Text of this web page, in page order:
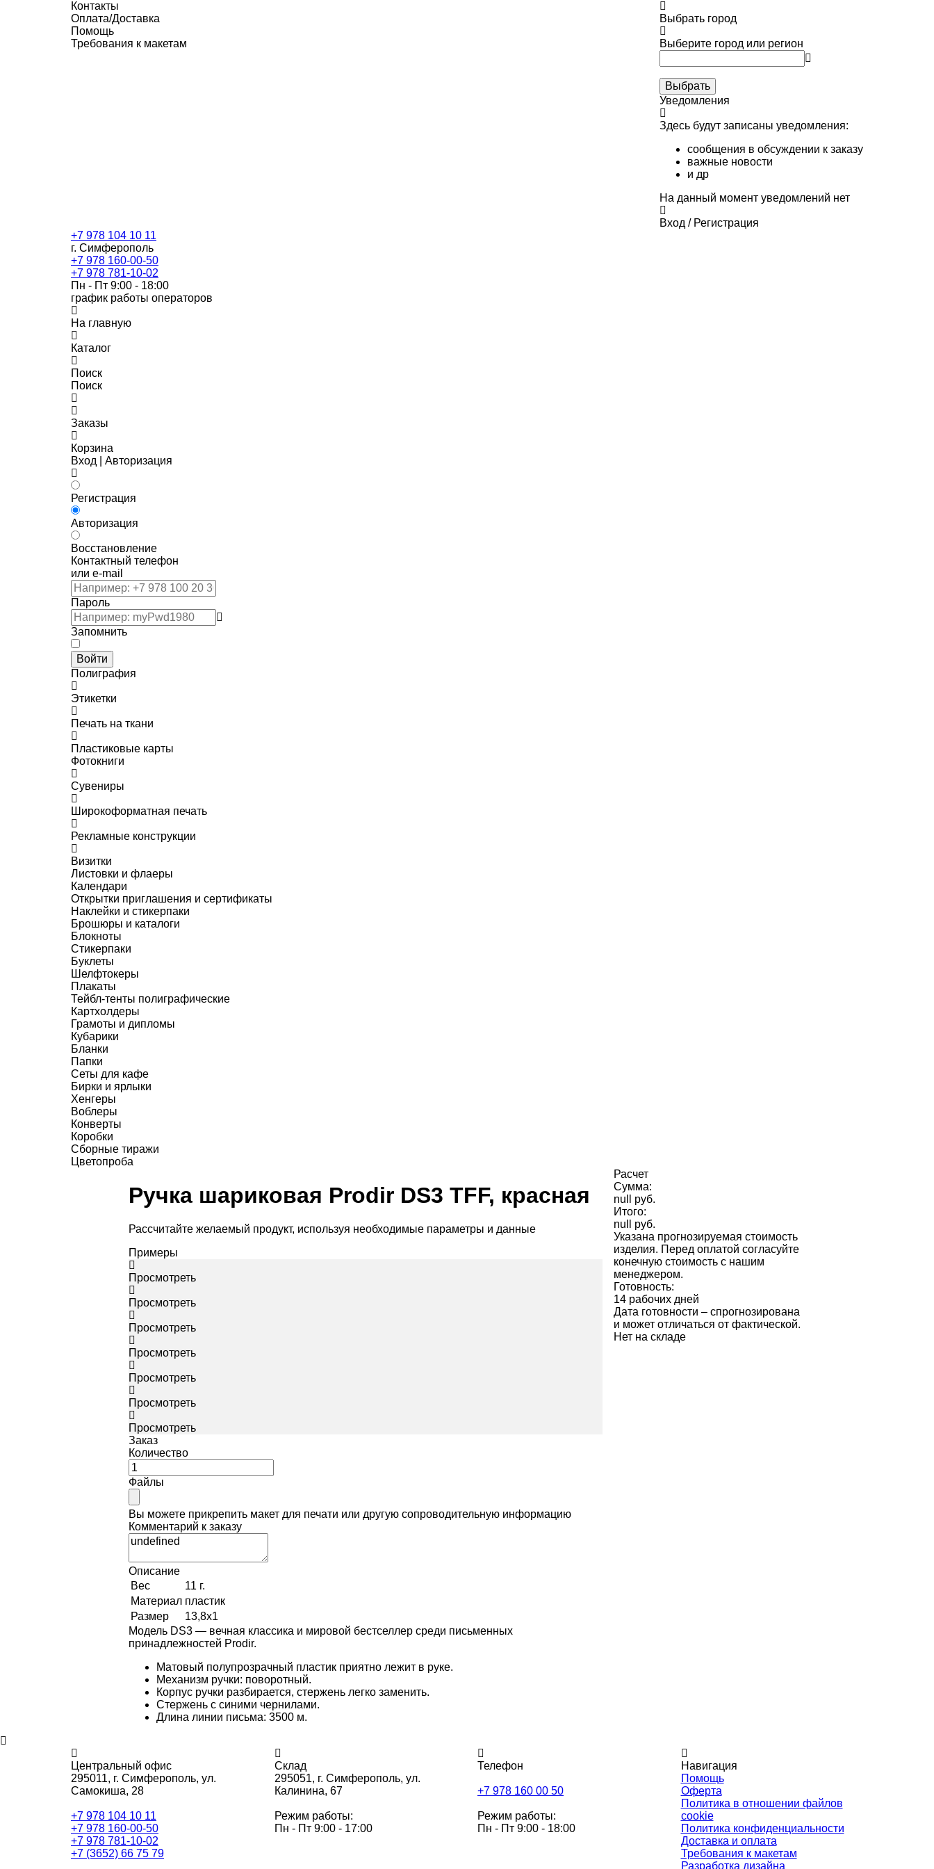
Контакты
Оплата/Доставка
Помощь
Требования к макетам
Выбрать город
Выберите город или регион
Выбрать
Уведомления
Здесь будут записаны уведомления:
сообщения в обсуждении к заказу
важные новости
и др
На данный момент уведомлений нет
Вход / Регистрация
+7 978 104 10 11
г. Симферополь
+7 978 160-00-50
+7 978 781-10-02
Пн - Пт 9:00 - 18:00
график работы операторов
На главную
Каталог
Поиск
Поиск
Заказы
Корзина
Вход | Авторизация
Регистрация
Авторизация
Восстановление
Контактный телефон
или e-mail
Пароль
Запомнить
Войти
Полиграфия
Этикетки
Печать на ткани
Пластиковые карты
Фотокниги
Сувениры
Широкоформатная печать
Рекламные конструкции
Визитки
Листовки и флаеры
Календари
Открытки приглашения и сертификаты
Наклейки и стикерпаки
Брошюры и каталоги
Блокноты
Стикерпаки
Буклеты
Шелфтокеры
Плакаты
Тейбл-тенты полиграфические
Картхолдеры
Грамоты и дипломы
Кубарики
Бланки
Папки
Сеты для кафе
Бирки и ярлыки
Хенгеры
Воблеры
Конверты
Коробки
Сборные тиражи
Цветопроба
Ручка шариковая Prodir DS3 TFF, красная
Рассчитайте желаемый продукт, используя необходимые параметры и данные
Примеры
Просмотреть
Просмотреть
Просмотреть
Просмотреть
Просмотреть
Просмотреть
Просмотреть
Заказ
Количество
Файлы
Вы можете прикрепить макет для печати или другую сопроводительную информацию
Комментарий к заказу
Описание
Вес
11 г.
Материал пластик
Размер
13,8х1
Модель DS3 — вечная классика и мировой бестселлер среди письменных
принадлежностей Prodir.
Матовый полупрозрачный пластик приятно лежит в руке.
Механизм ручки: поворотный.
Корпус ручки разбирается, стержень легко заменить.
Стержень с синими чернилами.
Длина линии письма: 3500 м.
Расчет
Сумма:
null руб.
Итого:
null руб.
Указана прогнозируемая стоимость
изделия. Перед оплатой согласуйте
конечную стоимость с нашим
менеджером.
Готовность:
14 рабочих дней
Дата готовности – спрогнозирована
и может отличаться от фактической.
Нет на складе
Центральный офис
295011, г. Симферополь, ул.
Самокиша, 28
+7 978 104 10 11
+7 978 160-00-50
+7 978 781-10-02
+7 (3652) 66 75 79
Склад
295051, г. Симферополь, ул.
Калинина, 67
Режим работы:
Пн - Пт 9:00 - 17:00
Телефон
+7 978 160 00 50
Режим работы:
Пн - Пт 9:00 - 18:00
Навигация
Помощь
Оферта
Политика в отношении файлов
cookie
Политика конфиденциальности
Доставка и оплата
Требования к макетам
Разработка дизайна